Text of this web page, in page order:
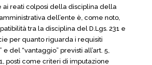
ai reati colposi della disciplina della
dell’ente è, come noto,
tra la disciplina del D.Lgs. 231 e
per quanto riguarda i requisiti
e del “vantaggio” previsti all’art. 5,
posti come criteri di imputazione